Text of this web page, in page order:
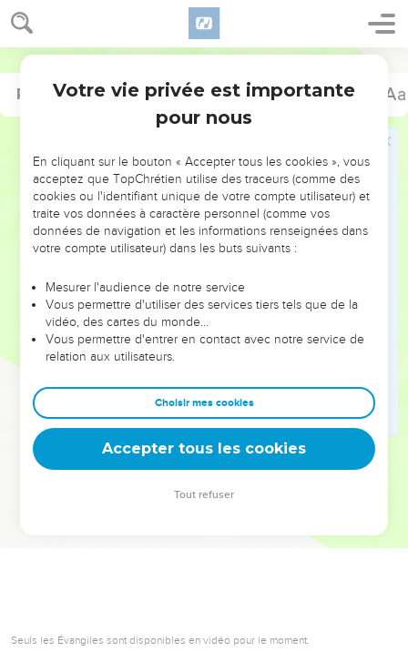
NE MANQUEZ PAS L’ÉVÉNEMENT
DE L’ANNÉE !
ET SI LEURS ERREURS POUVAIENT VOUS ÉVITER LES
VOTRES ?
leur foi ou leur vision. Mais on voit moins les doutes, les erreurs
et les saisons difficiles qu'ils ont traversés, alors même que ce
sont elles qui les ont façonnés.
Dans cette conférence, leaders, entrepreneurs, et responsables
clés pour avancer avec plus de sagesse afin que leurs erreurs
deviennent vos tremplins. Que vous guidiez un ministère, une
équipe, un groupe ou une famille, leur expérience est faite
Psaumes 139
Seuls les Évangiles sont disponibles en vidéo pour le moment.
Proverbes Introduction
Votre vie privée est importante
pour nous
En cliquant sur le bouton « Accepter tous les cookies », vous
acceptez que TopChrétien utilise des traceurs (comme des
cookies ou l'identifiant unique de votre compte utilisateur) et
traite vos données à caractère personnel (comme vos
données de navigation et les informations renseignées dans
votre compte utilisateur) dans les buts suivants :
Mesurer l'audience de notre service
Vous permettre d'utiliser des services tiers tels que de la
vidéo, des cartes du monde…
Vous permettre d'entrer en contact avec notre service de
relation aux utilisateurs.
Choisir mes cookies
Accepter tous les cookies
Tout refuser